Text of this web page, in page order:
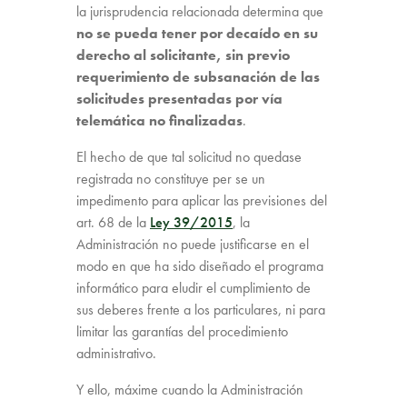
la jurisprudencia relacionada determina que
no se pueda tener por decaído en su
derecho al solicitante, sin previo
requerimiento de subsanación de las
solicitudes presentadas por vía
telemática no finalizadas.
El hecho de que tal solicitud no quedase
registrada no constituye per se un
impedimento para aplicar las previsiones del
art. 68 de la Ley 39/2015, la
Administración no puede justificarse en el
modo en que ha sido diseñado el programa
informático para eludir el cumplimiento de
sus deberes frente a los particulares, ni para
limitar las garantías del procedimiento
administrativo.
Y ello, máxime cuando la Administración